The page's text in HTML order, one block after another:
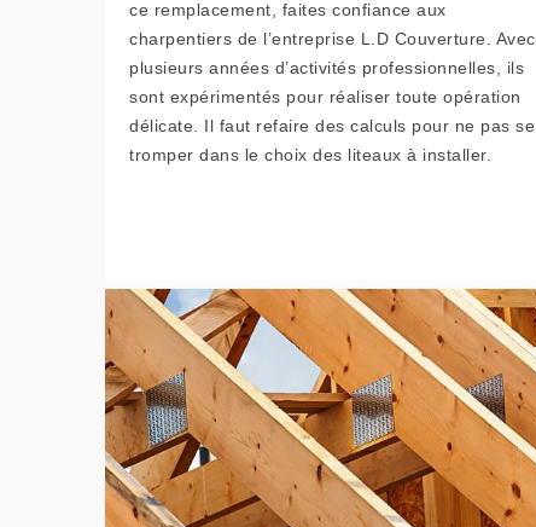
ce remplacement, faites confiance aux
charpentiers de l’entreprise L.D Couverture. Avec
plusieurs années d’activités professionnelles, ils
sont expérimentés pour réaliser toute opération
délicate. Il faut refaire des calculs pour ne pas se
tromper dans le choix des liteaux à installer.